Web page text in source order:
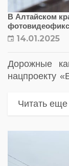
В Алтайском
14.01.2025
Дорожные
нацпроекту
Читать еще